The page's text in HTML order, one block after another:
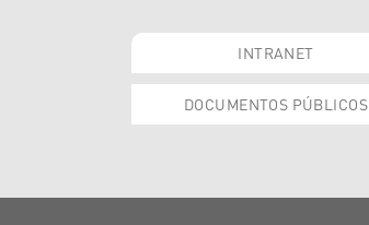
INTRANET
DOCUMENTOS PÚBLICOS